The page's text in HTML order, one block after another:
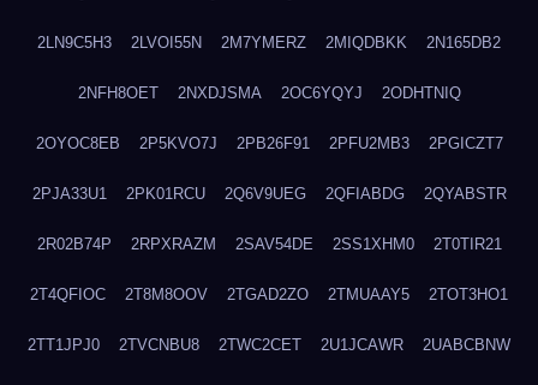
2LN9C5H3 2LVOI55N 2M7YMERZ 2MIQDBKK 2N165DB2
2NFH8OET 2NXDJSMA 2OC6YQYJ 2ODHTNIQ
2OYOC8EB 2P5KVO7J 2PB26F91 2PFU2MB3 2PGICZT7
2PJA33U1 2PK01RCU 2Q6V9UEG 2QFIABDG 2QYABSTR
2R02B74P 2RPXRAZM 2SAV54DE 2SS1XHM0 2T0TIR21
2T4QFIOC 2T8M8OOV 2TGAD2ZO 2TMUAAY5 2TOT3HO1
2TT1JPJ0 2TVCNBU8 2TWC2CET 2U1JCAWR 2UABCBNW